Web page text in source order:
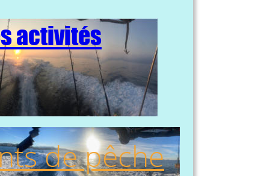
activités
de pêche